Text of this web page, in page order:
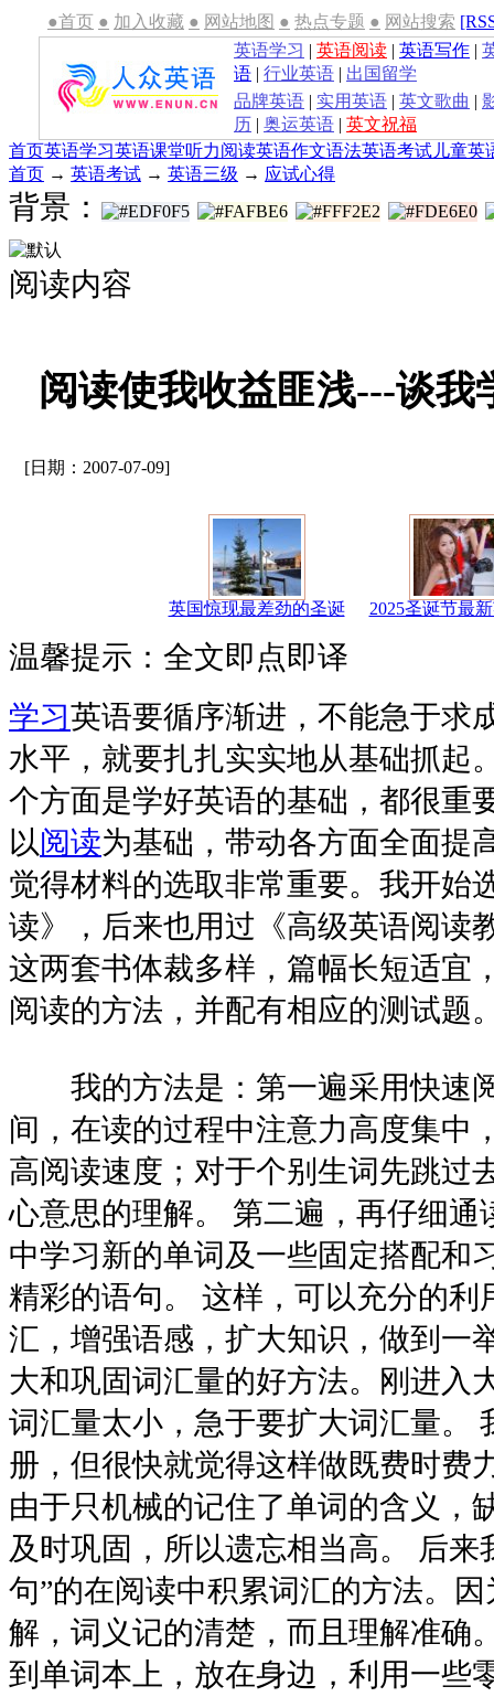
●首页 ● 加入收藏 ● 网站地图 ● 热点专题 ● 网站搜索
英语学习 | 英语阅读 | 英语写作 |
语 | 行业英语 | 出国留学
品牌英语 | 实用英语 | 英文歌曲 |
历 | 奥运英语 | 英文祝福
首页英语学习英语课堂听力阅读英语作文语法英语考试 儿童英
首页 → 英语考试 → 英语三级 → 应试心得
背景：
阅读内容
阅读使我收益匪浅---谈我
[日期：2007-07-09]
英国惊现最差劲的圣诞 2025圣诞节最
温馨提示：全文即点即译
学习英语要循序渐进，不能急于求
水平，就要扎扎实实地从基础抓起
个方面是学好英语的基础，都很重
以阅读为基础，带动各方面全面提
觉得材料的选取非常重要。我开始
读》，后来也用过《高级英语阅读
这两套书体裁多样，篇幅长短适宜
阅读的方法，并配有相应的测试题
我的方法是：第一遍采用快速
间，在读的过程中注意力高度集中
高阅读速度；对于个别生词先跳过
心意思的理解。 第二遍，再仔细通
中学习新的单词及一些固定搭配和
精彩的语句。 这样，可以充分的利
汇，增强语感，扩大知识，做到一
大和巩固词汇量的好方法。刚进入
词汇量太小，急于要扩大词汇量。
册，但很快就觉得这样做既费时费
由于只机械的记住了单词的含义，
及时巩固，所以遗忘相当高。 后来
句”的在阅读中积累词汇的方法。
解，词义记的清楚，而且理解准确
到单词本上，放在身边，利用一些